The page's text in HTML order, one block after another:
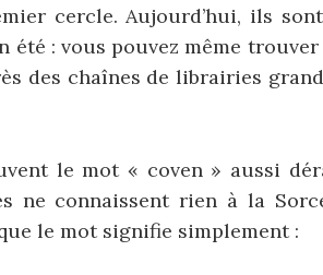
cercle. Aujourd’hui, ils
: vous pouvez même
des chaînes de librairies
le mot « coven » aussi
ne connaissent rien à la
le mot signifie simplement :